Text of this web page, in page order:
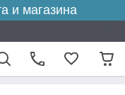
и магазина